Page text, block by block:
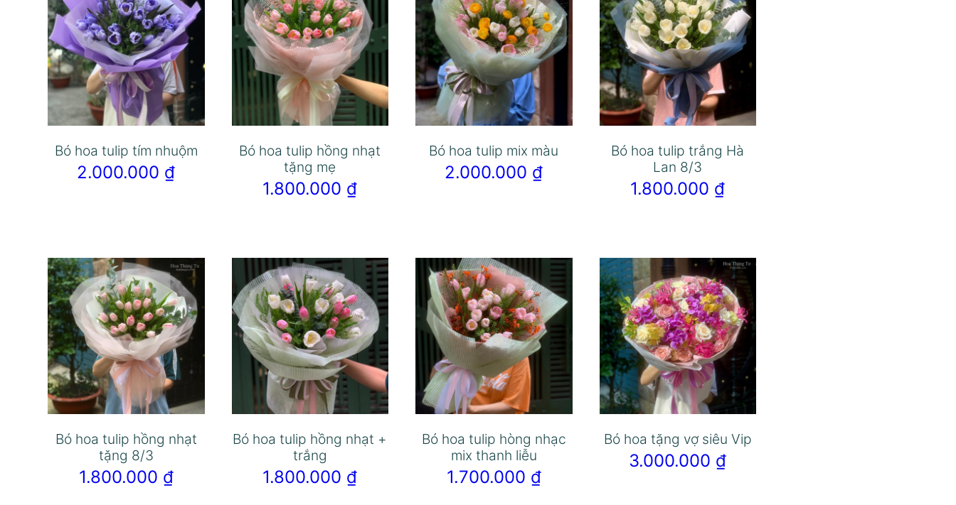
Bó hoa tulip tím nhuộm
2.000.000 ₫
Bó hoa tulip hồng nhạt
tặng mẹ
1.800.000 ₫
Bó hoa tulip mix màu
2.000.000 ₫
Bó hoa tulip trắng Hà
Lan 8/3
1.800.000 ₫
Bó hoa tulip hồng nhạt
tặng 8/3
1.800.000 ₫
Bó hoa tulip hồng nhạt +
trắng
1.800.000 ₫
Bó hoa tulip hòng nhạc
mix thanh liễu
1.700.000 ₫
Bó hoa tặng vợ siêu Vip
3.000.000 ₫